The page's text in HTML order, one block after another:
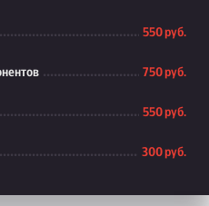
550 руб.
750 руб.
550 руб.
300 руб.